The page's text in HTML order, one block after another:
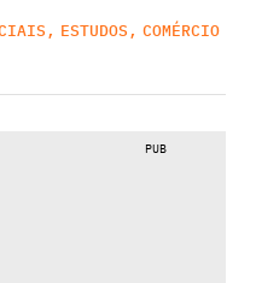
, ESTUDOS , COMÉRCIO
PUB